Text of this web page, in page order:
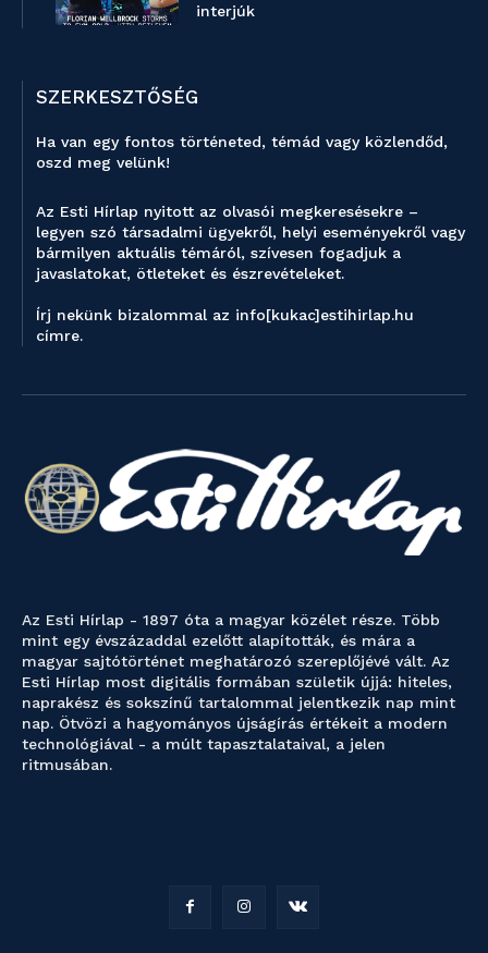
interjúk
SZERKESZTŐSÉG
Ha van egy fontos történeted, témád vagy közlendőd,
oszd meg velünk!
Az Esti Hírlap nyitott az olvasói megkeresésekre –
legyen szó társadalmi ügyekről, helyi eseményekről vagy
bármilyen aktuális témáról, szívesen fogadjuk a
javaslatokat, ötleteket és észrevételeket.
Írj nekünk bizalommal az info[kukac]estihirlap.hu
címre.
Az Esti Hírlap - 1897 óta a magyar közélet része. Több
mint egy évszázaddal ezelőtt alapították, és mára a
magyar sajtótörténet meghatározó szereplőjévé vált. Az
Esti Hírlap most digitális formában születik újjá: hiteles,
naprakész és sokszínű tartalommal jelentkezik nap mint
nap. Ötvözi a hagyományos újságírás értékeit a modern
technológiával - a múlt tapasztalataival, a jelen
ritmusában.